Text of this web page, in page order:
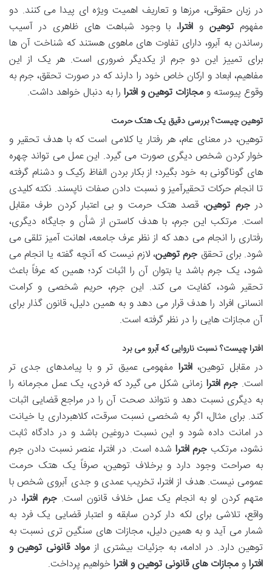
در زبان حقوقی، مرزها و تعاریف اهمیت ویژه ای پیدا می کنند. دو
مفهوم توهینو افترا، با وجود شباهت های ظاهری در آسیب
رساندن به آبرو، دارای تفاوت های ماهوی هستند که شناخت آن ها
برای تمییز این دو جرم از یکدیگر ضروری است. هر یک از این
مفاهیم، ابعاد و ارکان خاص خود را دارند که در صورت تحقق، جرم به
وقوع پیوسته ومجازات توهین و افترا را به دنبال خواهد داشت.
توهین چیست؟ بررسی دقیق یک هتک حرمت
توهین، در معنای عام، هر رفتار یا کلامی است که با هدف تحقیر و
خوار کردن شخص دیگری صورت می گیرد. این عمل می تواند چهره
های گوناگونی به خود بگیرد؛ از بکار بردن الفاظ رکیک و دشنام گرفته
تا انجام حرکات تحقیرآمیز و نسبت دادن صفات ناپسند. نکته کلیدی
درجرم توهین، قصد هتک حرمت و بی اعتبار کردن طرف مقابل
است. مرتکب این جرم، با هدف کاستن از شأن و جایگاه دیگری،
رفتاری را انجام می دهد که از نظر عرف جامعه، اهانت آمیز تلقی می
شود. برای تحقق جرم توهین، لازم نیست که آنچه گفته یا انجام می
شود، یک جرم باشد یا بتوان آن را اثبات کرد؛ همین که عرفاً باعث
تحقیر شود، کفایت می کند. این جرم، حریم شخصی و کرامت
انسانی افراد را هدف قرار می دهد و به همین دلیل، قانون گذار برای
آن مجازات هایی را در نظر گرفته است.
افترا چیست؟ نسبت ناروایی که آبرو می برد
در مقابل توهین،افترا مفهومی عمیق تر و با پیامدهای جدی تر
است. جرم افترا زمانی شکل می گیرد که فردی، یک عمل مجرمانه را
به دیگری نسبت دهد و نتواند صحت آن را در مراجع قضایی اثبات
کند. برای مثال، اگر به شخصی نسبت سرقت، کلاهبرداری یا خیانت
در امانت داده شود و این نسبت دروغین باشد و در دادگاه ثابت
نشود، مرتکب جرم افترا شده است. در افترا، عنصر نسبت دادن جرم
به صراحت وجود دارد و برخلاف توهین، صرفاً یک هتک حرمت
عمومی نیست. هدف از افترا، تخریب عمدی و جدی آبروی شخص با
متهم کردن او به انجام یک عمل خلاف قانون است.جرم افترا، در
واقع، تلاشی برای لکه دار کردن سابقه و اعتبار قضایی یک فرد به
شمار می آید و به همین دلیل، مجازات های سنگین تری نسبت به
توهین دارد. در ادامه، به جزئیات بیشتری از مواد قانونی توهین و
افتراومجازات های قانونی توهین و افترا خواهیم پرداخت.